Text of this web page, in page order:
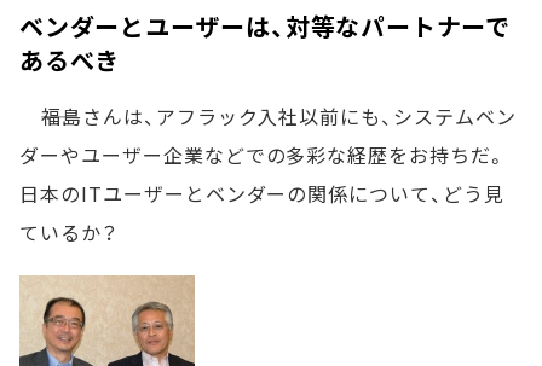
ベンダーとユーザーは、対等なパートナーで
あるべき
――福島さんは、アフラック入社以前にも、システムベン
ダーやユーザー企業などでの多彩な経歴をお持ちだ。
日本のITユーザーとベンダーの関係について、どう見
ているか？